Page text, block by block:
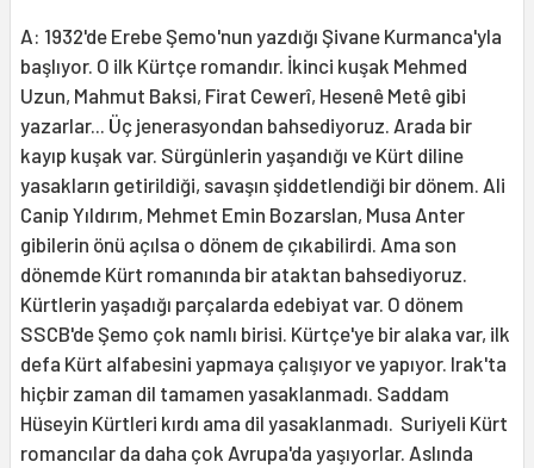
A: 1932'de Erebe Şemo'nun yazdığı Şivane Kurmanca'yla
başlıyor. O ilk Kürtçe romandır. İkinci kuşak Mehmed
Uzun, Mahmut Baksi, Firat Cewerî, Hesenê Metê gibi
yazarlar... Üç jenerasyondan bahsediyoruz. Arada bir
kayıp kuşak var. Sürgünlerin yaşandığı ve Kürt diline
yasakların getirildiği, savaşın şiddetlendiği bir dönem. Ali
Canip Yıldırım, Mehmet Emin Bozarslan, Musa Anter
gibilerin önü açılsa o dönem de çıkabilirdi. Ama son
dönemde Kürt romanında bir ataktan bahsediyoruz.
Kürtlerin yaşadığı parçalarda edebiyat var. O dönem
SSCB'de Şemo çok namlı birisi. Kürtçe'ye bir alaka var, ilk
defa Kürt alfabesini yapmaya çalışıyor ve yapıyor. Irak'ta
hiçbir zaman dil tamamen yasaklanmadı. Saddam
Hüseyin Kürtleri kırdı ama dil yasaklanmadı. Suriyeli Kürt
romancılar da daha çok Avrupa'da yaşıyorlar. Aslında